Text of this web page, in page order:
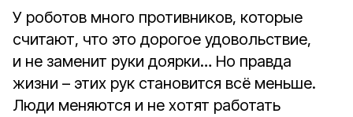
У роботов много противников, которые
считают, что это дорогое удовольствие,
и не заменит руки доярки… Но правда
жизни – этих рук становится всё меньше.
Люди меняются и не хотят работать